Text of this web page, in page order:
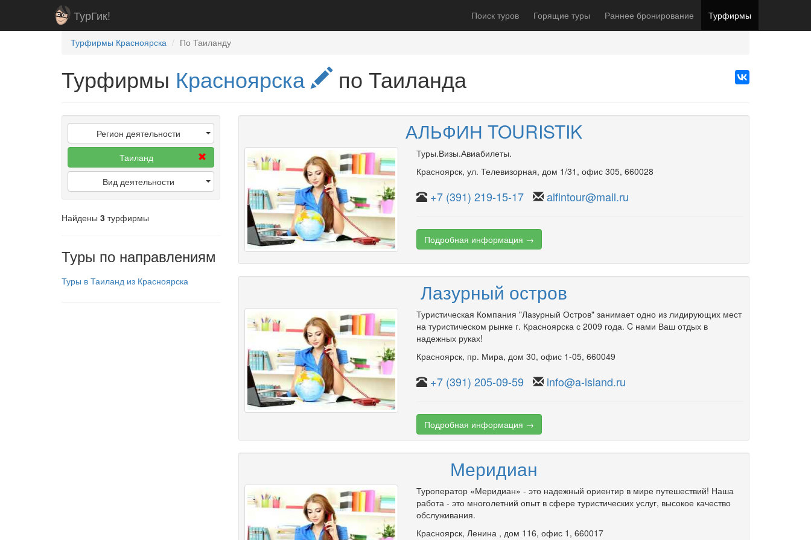
ТурГик! Поиск туров Горящие туры Раннее бронирование Турфирмы
Турфирмы Красноярска По Таиланду
Турфирмы Красноярска по Таиланда
Регион деятельности
Таиланд
Вид деятельности
Найдены 3 турфирмы
Туры по направлениям
Туры в Таиланд из Красноярска
АЛЬФИН TOURISTIK
Туры.Визы.Авиабилеты.
Красноярск,ул. Телевизорная,дом 1/31 ,офис 305, 660028
+7 (391) 219-15-17 alfintour@mail.ru
Подробная информация →
Лазурный остров
Туристическая Компания "Лазурный Остров" занимает одно из лидирующих мест
на туристическом рынке г. Красноярска с 2009 года. C нами Ваш отдых в
надежных руках!
Красноярск, пр. Мира, дом 30,офис 1-05, 660049
+7 (391) 205-09-59 info@a-island.ru
Подробная информация →
Меридиан
Туроператор «Меридиан» - это надежный ориентир в мире путешествий! Наша
работа - это многолетний опыт в сфере туристических услуг, высокое качество
обслуживания.
Красноярск, Ленина , дом 116,офис 1 , 660017